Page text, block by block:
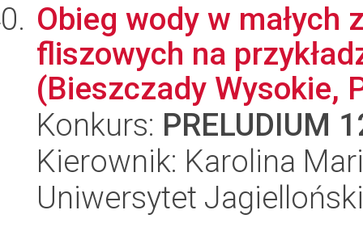
Obieg wody w małych
fliszowych na
(Bieszczady Wysokie,
Konkurs: PRELUDIUM
Kierownik: Karolina
Uniwersytet